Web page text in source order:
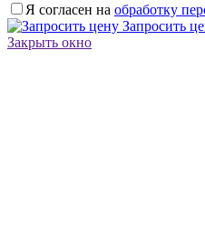
Я согласен на обработку
Запросить
Закрыть окно